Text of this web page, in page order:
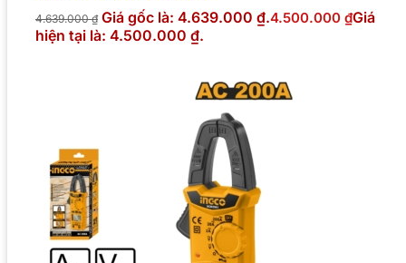
4.639.000₫ Giá gốc là: 4.639.000 ₫.4.500.000 ₫Giá
hiện tại là: 4.500.000 ₫.